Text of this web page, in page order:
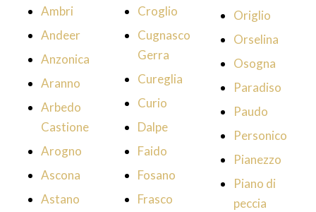
Ambri
Andeer
Anzonica
Aranno
Arbedo
Castione
Arogno
Ascona
Astano
Croglio
Cugnasco
Gerra
Cureglia
Curio
Dalpe
Faido
Fosano
Frasco
Origlio
Orselina
Osogna
Paradiso
Paudo
Personico
Pianezzo
Piano di
peccia